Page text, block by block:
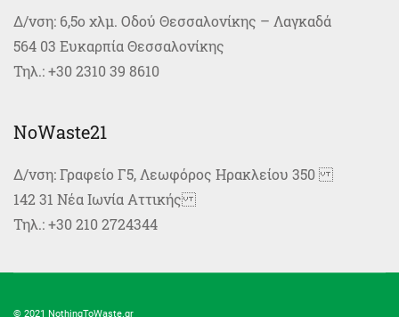
Δ/νση: 6,5ο χλμ. Οδού Θεσσαλονίκης – Λαγκαδά
564 03 Ευκαρπία Θεσσαλονίκης
Τηλ.: +30 2310 39 8610
NoWaste21
Δ/νση: Γραφείο Γ5, Λεωφόρος Ηρακλείου 350
142 31 Νέα Ιωνία Αττικής
Τηλ.: +30 210 2724344
© 2021 NothingToWaste.gr